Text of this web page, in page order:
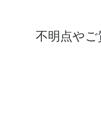
不明点や